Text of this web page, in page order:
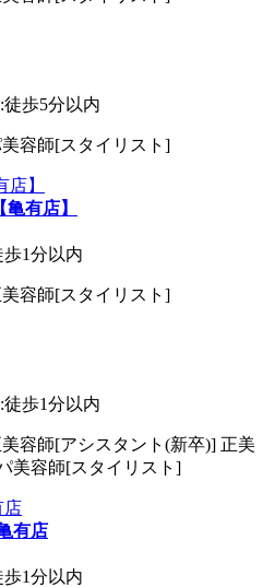
徒歩5分以内
美容師[スタイリスト]
有店】
1分以内
美容師[スタイリスト]
徒歩1分以内
美容師[アシスタント(新卒)] 正美
美容師[スタイリスト]
有店
1分以内